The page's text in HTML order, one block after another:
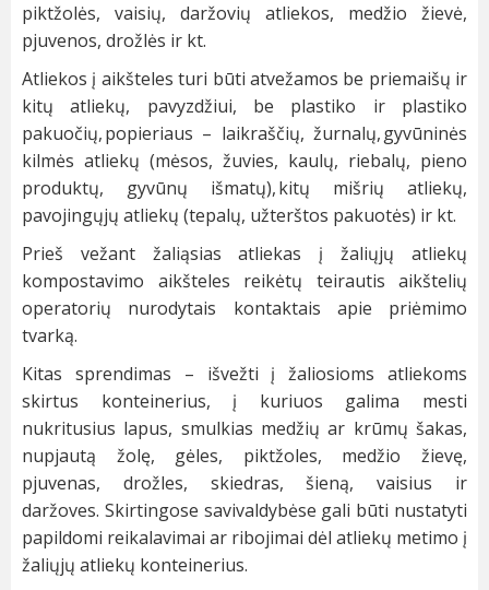
piktžolės, vaisių, daržovių atliekos, medžio žievė,
pjuvenos, drožlės ir kt.
Atliekos į aikšteles turi būti atvežamos be priemaišų ir
kitų atliekų, pavyzdžiui, be plastiko ir plastiko
pakuočių, popieriaus – laikraščių, žurnalų, gyvūninės
kilmės atliekų (mėsos, žuvies, kaulų, riebalų, pieno
produktų, gyvūnų išmatų), kitų mišrių atliekų,
pavojingųjų atliekų (tepalų, užterštos pakuotės) ir kt.
Prieš vežant žaliąsias atliekas į žaliųjų atliekų
kompostavimo aikšteles reikėtų teirautis aikštelių
operatorių nurodytais kontaktais apie priėmimo
tvarką.
Kitas sprendimas – išvežti į žaliosioms atliekoms
skirtus konteinerius, į kuriuos galima mesti
nukritusius lapus, smulkias medžių ar krūmų šakas,
nupjautą žolę, gėles, piktžoles, medžio žievę,
pjuvenas, drožles, skiedras, šieną, vaisius ir
daržoves. Skirtingose savivaldybėse gali būti nustatyti
papildomi reikalavimai ar ribojimai dėl atliekų metimo į
žaliųjų atliekų konteinerius.